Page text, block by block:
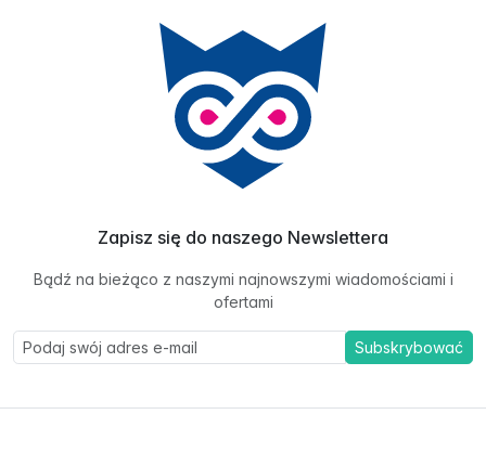
Zapisz się do naszego Newslettera
Bądź na bieżąco z naszymi najnowszymi wiadomościami i
ofertami
Subskrybować